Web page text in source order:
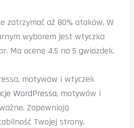
zatrzymać aż 80% ataków. W
wyborem jest wtyczka
Ma ocenę 4,5 na 5 gwiazdek.
motywów i wtyczek
WordPressa, motywów i
Zapewniają
Twojej strony.